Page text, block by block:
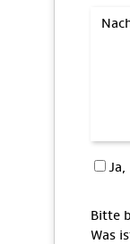
Ja,
Bitte
Was